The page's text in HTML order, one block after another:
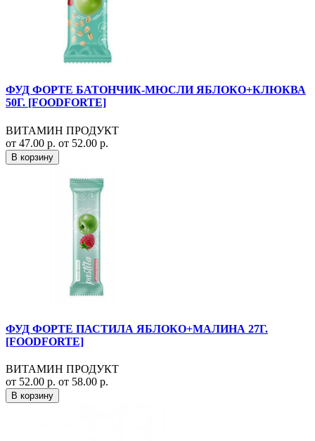
ФУД ФОРТЕ БАТОНЧИК-МЮСЛИ ЯБЛОКО+КЛЮКВА
50Г. [FOODFORTE]
ВИТАМИН ПРОДУКТ
от 47.00 р. от 52.00 р.
В корзину
ФУД ФОРТЕ ПАСТИЛА ЯБЛОКО+МАЛИНА 27Г.
[FOODFORTE]
ВИТАМИН ПРОДУКТ
от 52.00 р. от 58.00 р.
В корзину